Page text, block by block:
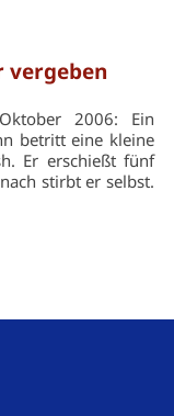
vergeben
2006: Ein
betritt eine kleine
Er erschießt fünf
stirbt er selbst.